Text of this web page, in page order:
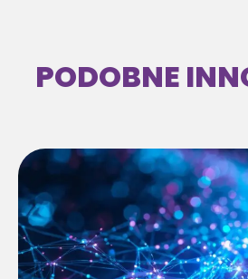
PODOBNE